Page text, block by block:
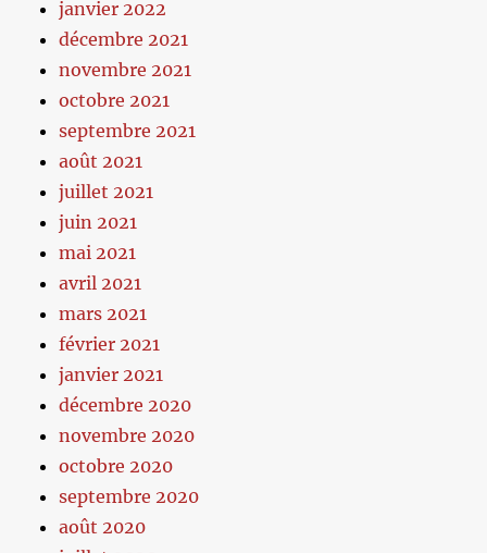
janvier 2022
décembre 2021
novembre 2021
octobre 2021
septembre 2021
août 2021
juillet 2021
juin 2021
mai 2021
avril 2021
mars 2021
février 2021
janvier 2021
décembre 2020
novembre 2020
octobre 2020
septembre 2020
août 2020